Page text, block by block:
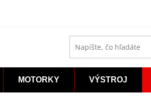
MOTORKY VÝSTROJ